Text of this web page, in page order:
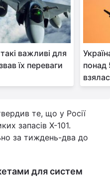
важливі для
їх переваги
понад
те, що у Росії
запасів Х-101.
за тиждень-два до
для систем